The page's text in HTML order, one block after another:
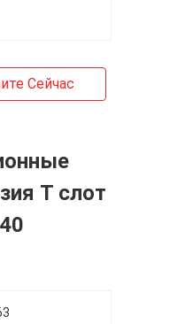
Сейчас
T слот